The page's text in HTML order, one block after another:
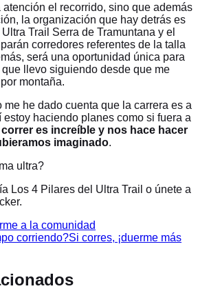
el recorrido, sino que además
la organización que hay detrás es
Trail Serra de Tramuntana y el
corredores referentes de la talla
será una oportunidad única para
llevo siguiendo desde que me
montaña.
me he dado cuenta que la carrera es a
estoy haciendo planes como si fuera a
correr es increíble y nos hace hacer
imaginado.
ultra?
Los 4 Pilares del Ultra Trail o únete a
a la comunidad
corriendo?Si corres, ¡duerme más